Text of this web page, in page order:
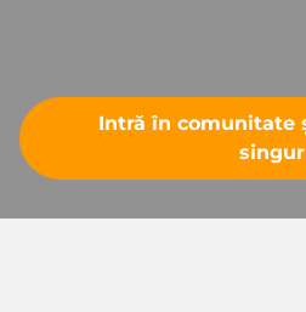
Intră în comunitate
singur